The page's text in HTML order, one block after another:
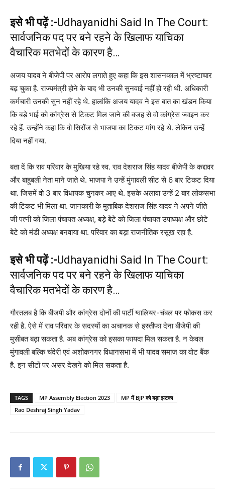
इसे भी पढ़ें :-Udhayanidhi Said In The Court:
सार्वजनिक पद पर बने रहने के खिलाफ याचिका
वैचारिक मतभेदों के कारण है…
अजय यादव ने बीजेपी पर आरोप लगाते हुए कहा कि इस शासनकाल में भ्रष्टाचार
बढ़ चुका है. राज्यमंत्री होने के बाद भी उनकी सुनवाई नहीं हो रही थी. अधिकारी
कर्मचारी उनकी सुन नहीं रहे थे. हालांकि अजय यादव ने इस बात का खंडन किया
कि बड़े भाई को कांग्रेस से टिकट मिल जाने की वजह से वो कांग्रेस ज्वाइन कर
रहे हैं. उन्होंने कहा कि वो सिरोंज से भाजपा का टिकट मांग रहे थे. लेकिन उन्हें
दिया नहीं गया.
बता दें कि राव परिवार के मुखिया रहे स्व. राव देशराज सिंह यादव बीजेपी के कद्दावर
और बाहुबली नेता माने जाते थे. भाजपा ने उन्हें मुंगावली सीट से 6 बार टिकट दिया
था. जिसमें वो 3 बार विधायक चुनकर आए थे. इसके अलावा उन्हें 2 बार लोकसभा
की टिकट भी मिला था. जानकारी के मुताबिक देशराज सिंह यादव ने अपने जीते
जी पत्नी को जिला पंचायत अध्यक्ष, बड़े बेटे को जिला पंचायत उपाध्यक्ष और छोटे
बेटे को मंडी अध्यक्ष बनवाया था. परिवार का बड़ा राजनीतिक रसूख रहा है.
इसे भी पढ़ें :-Udhayanidhi Said In The Court:
सार्वजनिक पद पर बने रहने के खिलाफ याचिका
वैचारिक मतभेदों के कारण है…
गौरतलब है कि बीजपी और कांग्रेस दोनों की पार्टी ग्वालियर-चंबल पर फोकस कर
रही है. ऐसे में राव परिवार के सदस्यों का अचानक से इस्तीफा देना बीजेपी की
मुसीबत बढ़ा सकता है. अब कांग्रेस को इसका फायदा मिल सकता है. न केवल
मुंगावली बल्कि चंदेरी एवं अशोकनगर विधानसभा में भी यादव समाज का वोट बैंक
है. इन सीटों पर असर देखने को मिल सकता है.
TAGS MP Assembly Election 2023
MP में BJP को बड़ा झटका
Rao Deshraj Singh Yadav